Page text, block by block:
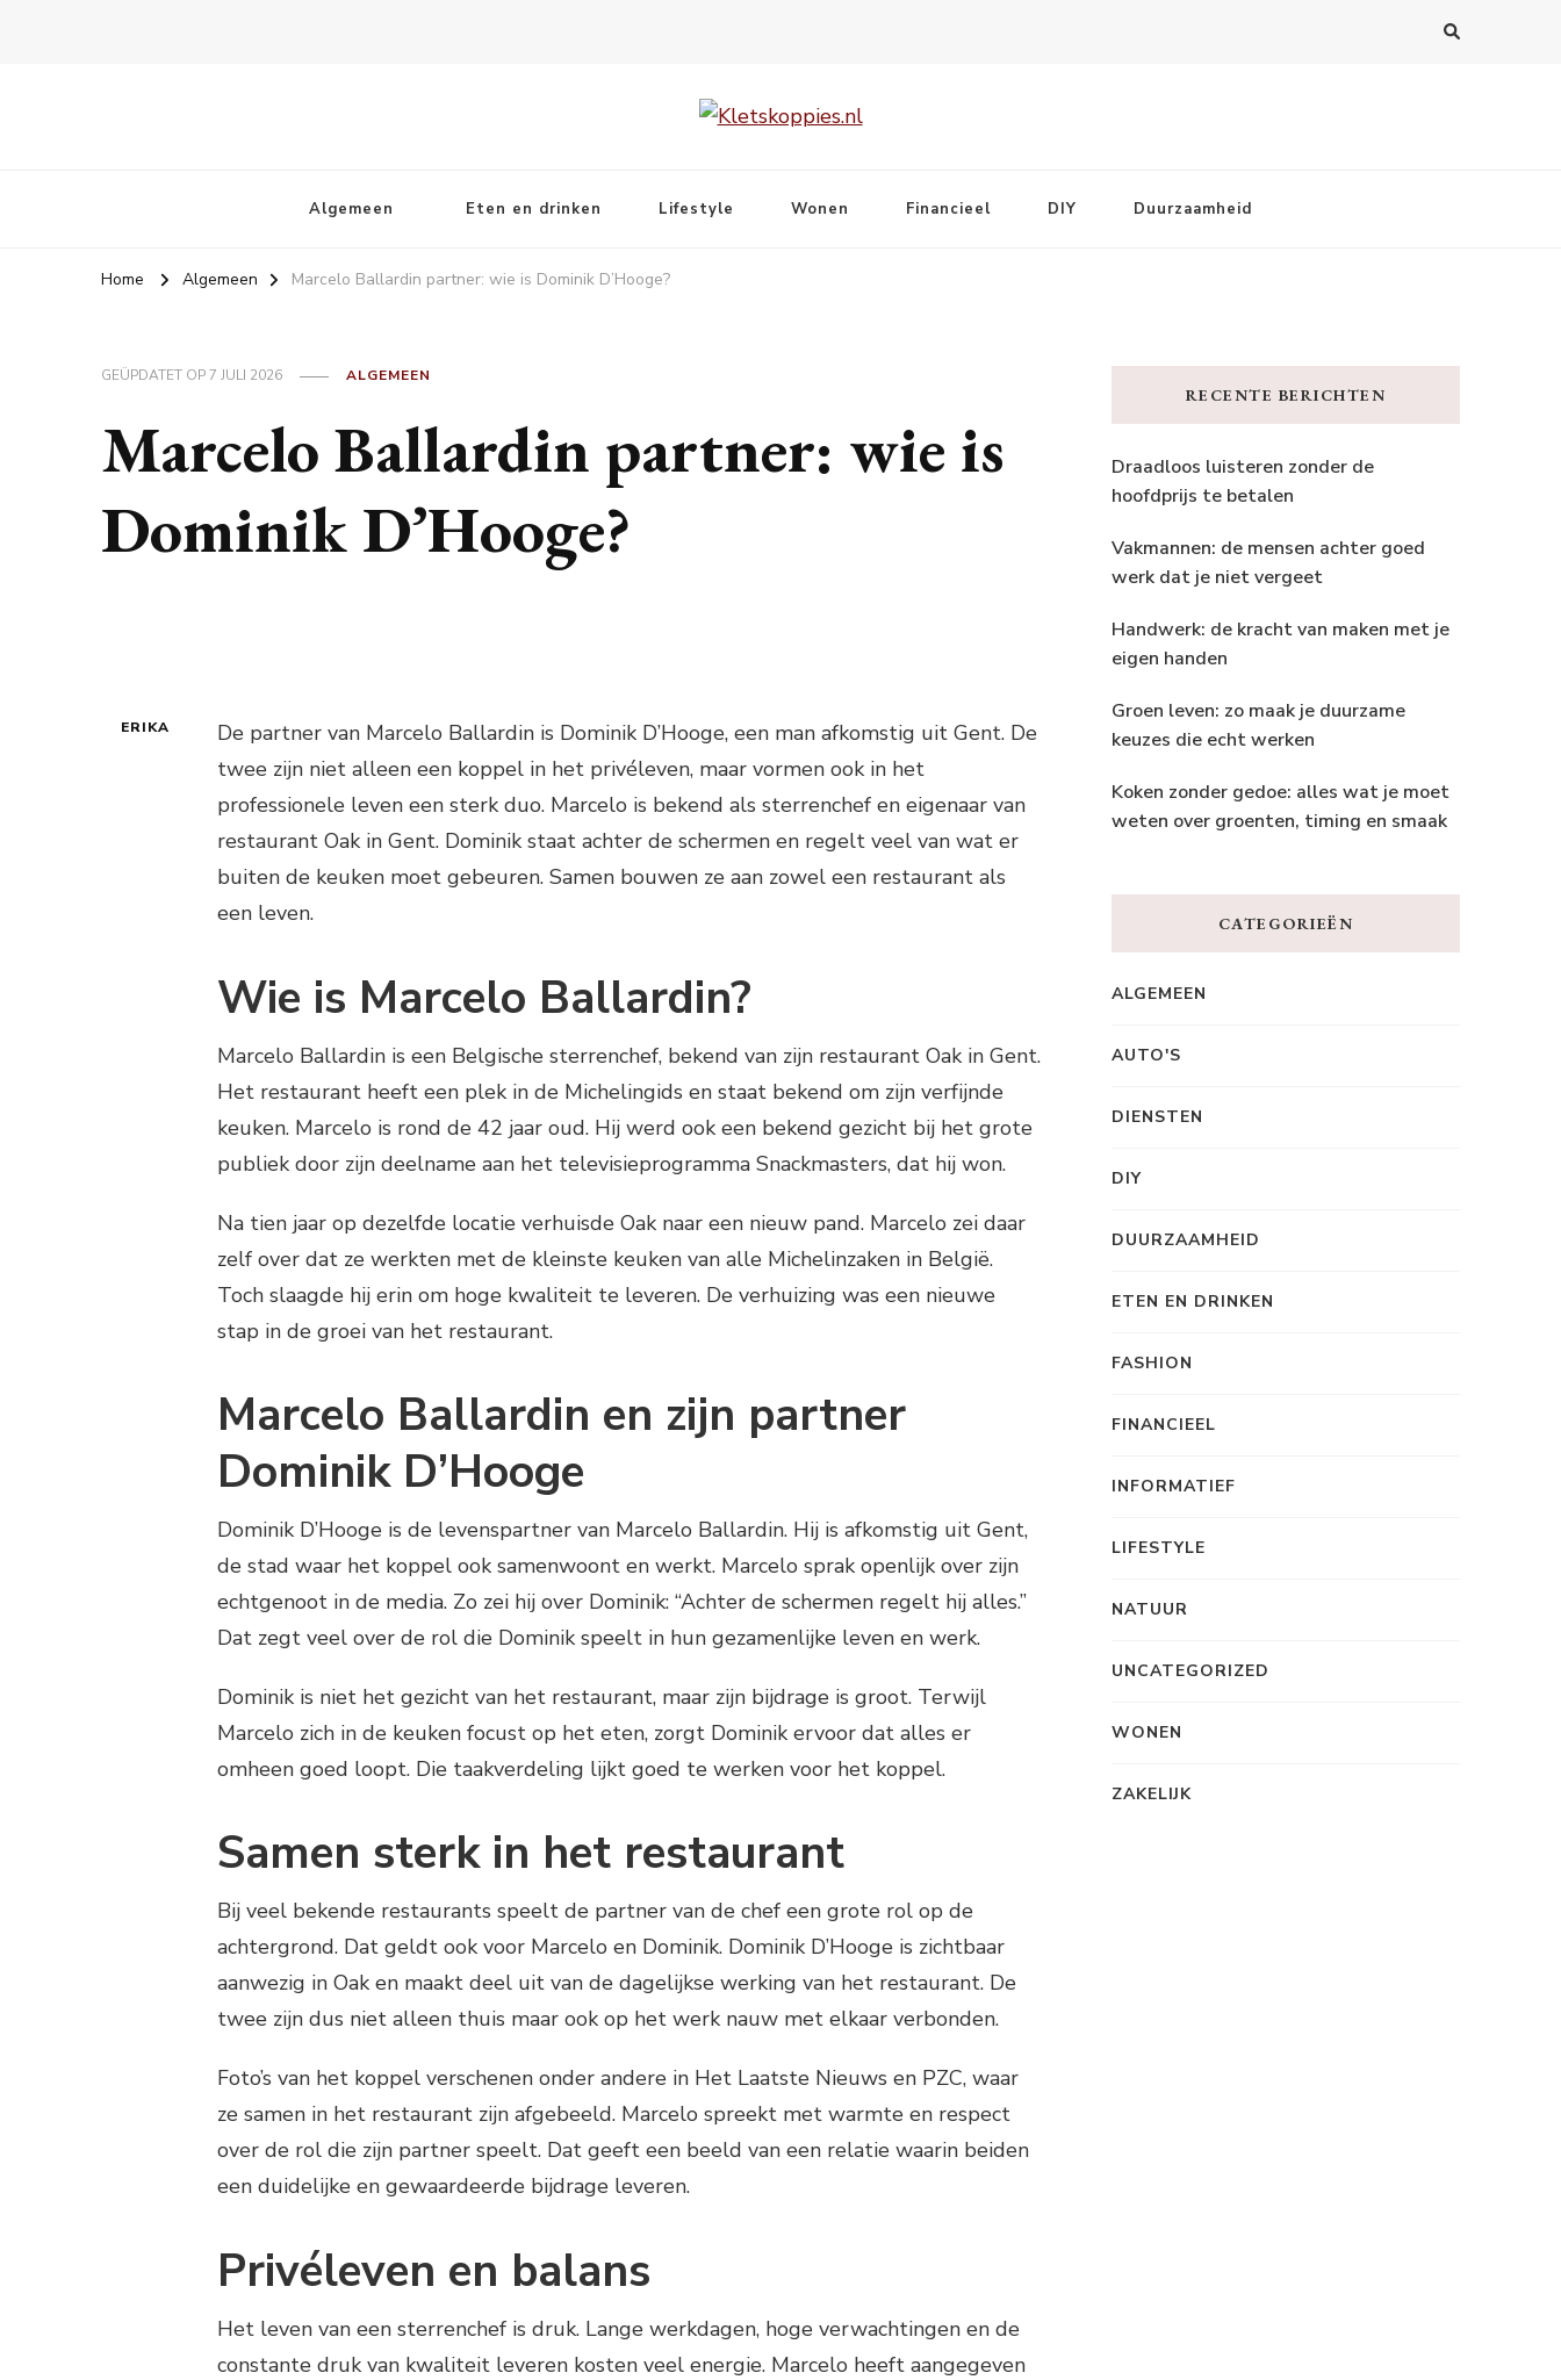
Algemeen Eten en drinken Lifestyle Wonen Financieel DIY Duurzaamheid
Home Algemeen Marcelo Ballardin partner: wie is Dominik D’Hooge?
GEÜPDATET OP7 JULI 2026 ALGEMEEN
Marcelo Ballardin partner: wie is
Dominik D’Hooge?
ERIKA
De partner van Marcelo Ballardin is Dominik D’Hooge, een man afkomstig uit Gent. De
twee zijn niet alleen een koppel in het privéleven, maar vormen ook in het
professionele leven een sterk duo. Marcelo is bekend als sterrenchef en eigenaar van
restaurant Oak in Gent. Dominik staat achter de schermen en regelt veel van wat er
buiten de keuken moet gebeuren. Samen bouwen ze aan zowel een restaurant als
een leven.
Wie is Marcelo Ballardin?
Marcelo Ballardin is een Belgische sterrenchef, bekend van zijn restaurant Oak in Gent.
Het restaurant heeft een plek in de Michelingids en staat bekend om zijn verfijnde
keuken. Marcelo is rond de 42 jaar oud. Hij werd ook een bekend gezicht bij het grote
publiek door zijn deelname aan het televisieprogramma Snackmasters, dat hij won.
Na tien jaar op dezelfde locatie verhuisde Oak naar een nieuw pand. Marcelo zei daar
zelf over dat ze werkten met de kleinste keuken van alle Michelinzaken in België.
Toch slaagde hij erin om hoge kwaliteit te leveren. De verhuizing was een nieuwe
stap in de groei van het restaurant.
Marcelo Ballardin en zijn partner
Dominik D’Hooge
Dominik D’Hooge is de levenspartner van Marcelo Ballardin. Hij is afkomstig uit Gent,
de stad waar het koppel ook samenwoont en werkt. Marcelo sprak openlijk over zijn
echtgenoot in de media. Zo zei hij over Dominik: “Achter de schermen regelt hij alles.”
Dat zegt veel over de rol die Dominik speelt in hun gezamenlijke leven en werk.
Dominik is niet het gezicht van het restaurant, maar zijn bijdrage is groot. Terwijl
Marcelo zich in de keuken focust op het eten, zorgt Dominik ervoor dat alles er
omheen goed loopt. Die taakverdeling lijkt goed te werken voor het koppel.
Samen sterk in het restaurant
Bij veel bekende restaurants speelt de partner van de chef een grote rol op de
achtergrond. Dat geldt ook voor Marcelo en Dominik. Dominik D’Hooge is zichtbaar
aanwezig in Oak en maakt deel uit van de dagelijkse werking van het restaurant. De
twee zijn dus niet alleen thuis maar ook op het werk nauw met elkaar verbonden.
Foto’s van het koppel verschenen onder andere in Het Laatste Nieuws en PZC, waar
ze samen in het restaurant zijn afgebeeld. Marcelo spreekt met warmte en respect
over de rol die zijn partner speelt. Dat geeft een beeld van een relatie waarin beiden
een duidelijke en gewaardeerde bijdrage leveren.
Privéleven en balans
Het leven van een sterrenchef is druk. Lange werkdagen, hoge verwachtingen en de
constante druk van kwaliteit leveren kosten veel energie. Marcelo heeft aangegeven
RECENTE BERICHTEN
Draadloos luisteren zonder de
hoofdprijs te betalen
Vakmannen: de mensen achter goed
werk dat je niet vergeet
Handwerk: de kracht van maken met je
eigen handen
Groen leven: zo maak je duurzame
keuzes die echt werken
Koken zonder gedoe: alles wat je moet
weten over groenten, timing en smaak
CATEGORIEËN
ALGEMEEN
AUTO'S
DIENSTEN
DIY
DUURZAAMHEID
ETEN EN DRINKEN
FASHION
FINANCIEEL
INFORMATIEF
LIFESTYLE
NATUUR
UNCATEGORIZED
WONEN
ZAKELIJK